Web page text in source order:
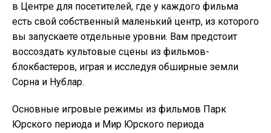
в Центре для посетителей, где у каждого фильма
есть свой собственный маленький центр, из которого
вы запускаете отдельные уровни. Вам предстоит
воссоздать культовые сцены из фильмов-
блокбастеров, играя и исследуя обширные земли
Сорна и Нублар.
Основные игровые режимы из фильмов Парк
Юрского периода и Мир Юрского периода